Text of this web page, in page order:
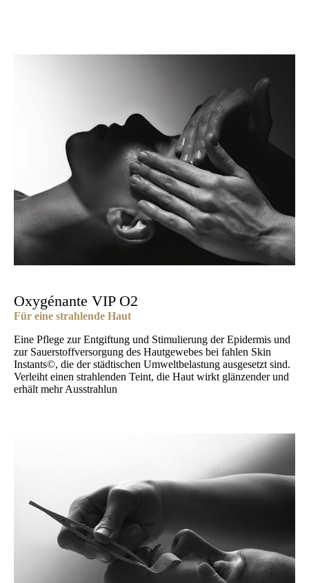
Oxygénante VIP O2
Für eine strahlende Haut
Eine Pflege zur Entgiftung und Stimulierung der Epidermis und
zur Sauerstoffversorgung des Hautgewebes bei fahlen Skin
Instants©, die der städtischen Umweltbelastung ausgesetzt sind.
Verleiht einen strahlenden Teint, die Haut wirkt glänzender und
erhält mehr Ausstrahlun